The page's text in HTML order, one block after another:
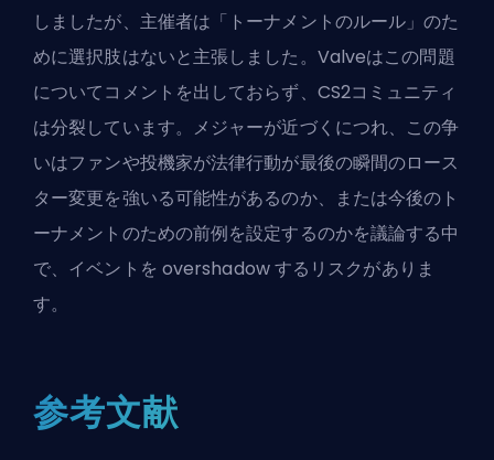
しましたが、主催者は「トーナメントのルール」のた
めに選択肢はないと主張しました。Valveはこの問題
についてコメントを出しておらず、CS2コミュニティ
は分裂しています。メジャーが近づくにつれ、この争
いはファンや投機家が法律行動が最後の瞬間のロース
ター変更を強いる可能性があるのか、または今後のト
ーナメントのための前例を設定するのかを議論する中
で、イベントを overshadow するリスクがありま
す。
参考文献